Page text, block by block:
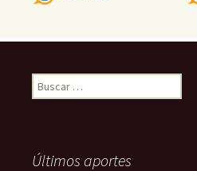
Buscar:
Últimos aportes